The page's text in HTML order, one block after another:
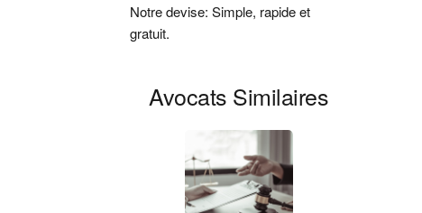
Notre devise: Simple, rapide et
gratuit.
Avocats Similaires